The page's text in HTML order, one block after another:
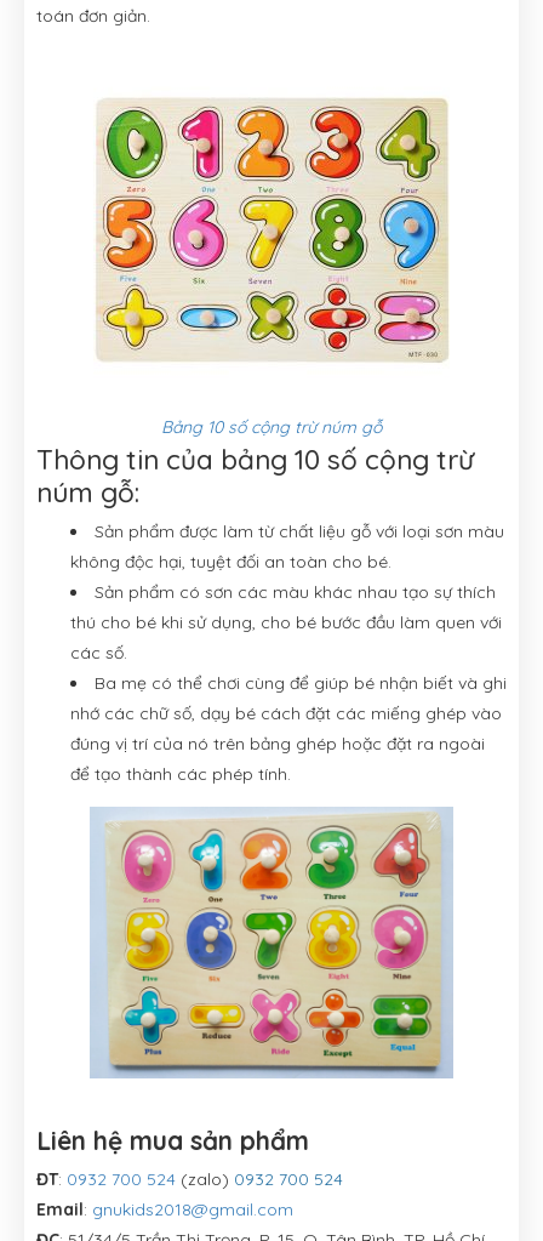
toán đơn giản.
Bảng 10 số cộng trừ núm gỗ
Thông tin của bảng 10 số cộng trừ
núm gỗ:
Sản phẩm được làm từ chất liệu gỗ với loại sơn màu
không độc hại, tuyệt đối an toàn cho bé.
Sản phẩm có sơn các màu khác nhau tạo sự thích
thú cho bé khi sử dụng, cho bé bước đầu làm quen với
các số.
Ba mẹ có thể chơi cùng để giúp bé nhận biết và ghi
nhớ các chữ số, dạy bé cách đặt các miếng ghép vào
đúng vị trí của nó trên bảng ghép hoặc đặt ra ngoài
để tạo thành các phép tính.
Liên hệ mua sản phẩm
ĐT: 0932 700 524 (zalo) 0932 700 524
Email: gnukids2018@gmail.com